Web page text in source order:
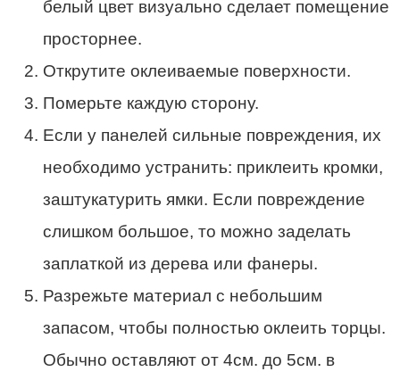
белый цвет визуально сделает помещение
просторнее.
Открутите оклеиваемые поверхности.
Померьте каждую сторону.
Если у панелей сильные повреждения, их
необходимо устранить: приклеить кромки,
заштукатурить ямки. Если повреждение
слишком большое, то можно заделать
заплаткой из дерева или фанеры.
Разрежьте материал с небольшим
запасом, чтобы полностью оклеить торцы.
Обычно оставляют от 4см. до 5см. в